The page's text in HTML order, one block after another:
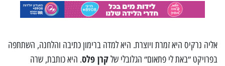
אליה נרקיס היא זמרת ויוצרת. היא למדה ברימון כתיבה והלחנה, השתתפה
בפרויקט ״באת לי פתאום״ הגלובלי שלקרן פלס. היא כותבת, שרה